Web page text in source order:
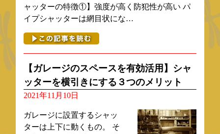
ャッターの特徴①】強度が高く防犯性が高い パ
イプシャッターは網目状にな…
【ガレージのスペースを有効活用】シャ
ッターを横引きにする３つのメリット
2021年11月10日
ガレージに設置するシャッ
ターは上下に動くもの。 そ